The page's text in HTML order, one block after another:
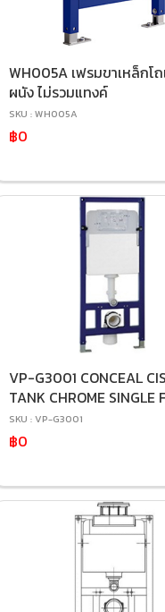
WH005A เฟรมขาเหล็กโ
ผนัง ไม่รวมแทงค์
SKU : WH005A
฿0
VP-G3001 CONCEAL
TANK CHROME SINGLE
SKU : VP-G3001
฿0